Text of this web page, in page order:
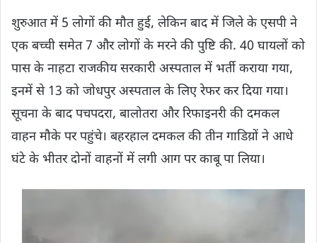
शुरुआत में 5 लोगों की मौत हुई, लेकिन बाद में जिले के एसपी ने
एक बच्ची समेत 7 और लोगों के मरने की पुष्टि की. 40 घायलों को
पास के नाहटा राजकीय सरकारी अस्पताल में भर्ती कराया गया,
इनमें से 13 को जोधपुर अस्पताल के लिए रेफर कर दिया गया।
सूचना के बाद पचपदरा, बालोतरा और रिफाइनरी की दमकल
वाहन मौके पर पहुंचे। बहरहाल दमकल की तीन गाडिय़ों ने आधे
घंटे के भीतर दोनों वाहनों में लगी आग पर काबू पा लिया।